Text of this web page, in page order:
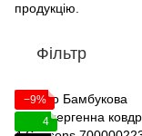
продукцію.
Фільтр
−9%
4